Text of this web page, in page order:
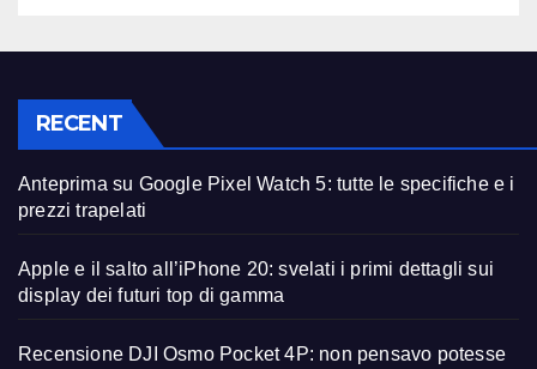
RECENT
Anteprima su Google Pixel Watch 5: tutte le specifiche e i
prezzi trapelati
Apple e il salto all’iPhone 20: svelati i primi dettagli sui
display dei futuri top di gamma
Recensione DJI Osmo Pocket 4P: non pensavo potesse